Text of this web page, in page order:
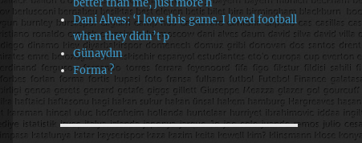
Dani Alves: ‘I love this game. I loved football
when they didn’t p
Günaydın
Forma ?